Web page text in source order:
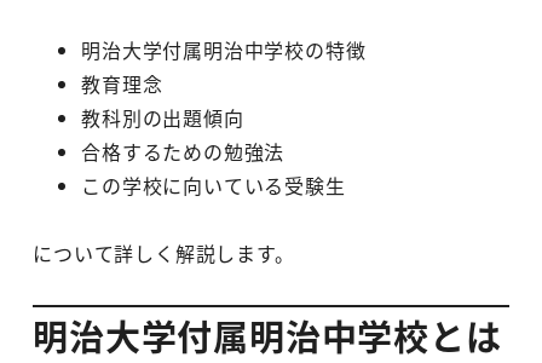
明治大学付属明治中学校の特徴
教育理念
教科別の出題傾向
合格するための勉強法
この学校に向いている受験生
について詳しく解説します。
明治大学付属明治中学校とは